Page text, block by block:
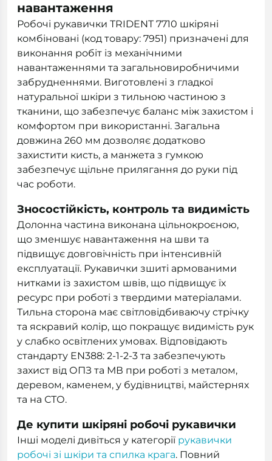
навантаження
Робочі рукавички TRIDENT 7710 шкіряні
комбіновані (код товару: 7951) призначені для
виконання робіт із механічними
навантаженнями та загальновиробничими
забрудненнями. Виготовлені з гладкої
натуральної шкіри з тильною частиною з
тканини, що забезпечує баланс між захистом і
комфортом при використанні. Загальна
довжина 260 мм дозволяє додатково
захистити кисть, а манжета з гумкою
забезпечує щільне прилягання до руки під
час роботи.
Зносостійкість, контроль та видимість
Долонна частина виконана цільнокроєною,
що зменшує навантаження на шви та
підвищує довговічність при інтенсивній
експлуатації. Рукавички зшиті армованими
нитками із захистом швів, що підвищує їх
ресурс при роботі з твердими матеріалами.
Тильна сторона має світловідбиваючу стрічку
та яскравий колір, що покращує видимість рук
у слабко освітлених умовах. Відповідають
стандарту EN388: 2-1-2-3 та забезпечують
захист від ОПЗ та МВ при роботі з металом,
деревом, каменем, у будівництві, майстернях
та на СТО.
Де купити шкіряні робочі рукавички
Інші моделі дивіться у категорії рукавички
робочі зі шкіри та спилка крага. Повний